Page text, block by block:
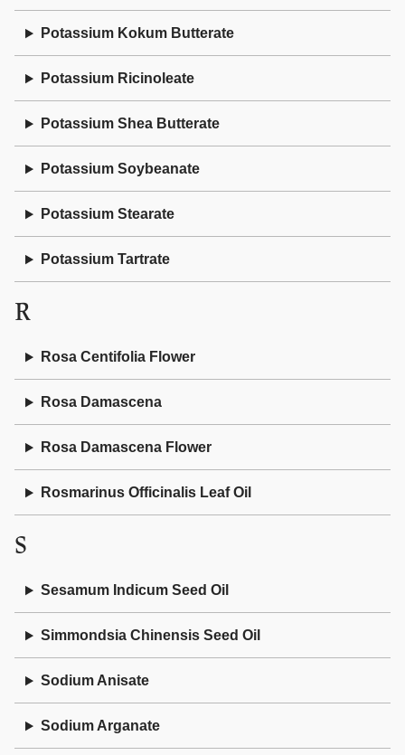
Potassium Kokum Butterate
Potassium Ricinoleate
Potassium Shea Butterate
Potassium Soybeanate
Potassium Stearate
Potassium Tartrate
R
Rosa Centifolia Flower
Rosa Damascena
Rosa Damascena Flower
Rosmarinus Officinalis Leaf Oil
S
Sesamum Indicum Seed Oil
Simmondsia Chinensis Seed Oil
Sodium Anisate
Sodium Arganate